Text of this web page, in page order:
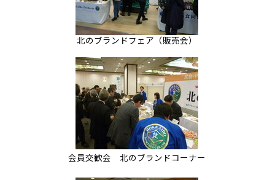
北のブランドフェア（販売会）
会員交歓会 北のブランドコーナー